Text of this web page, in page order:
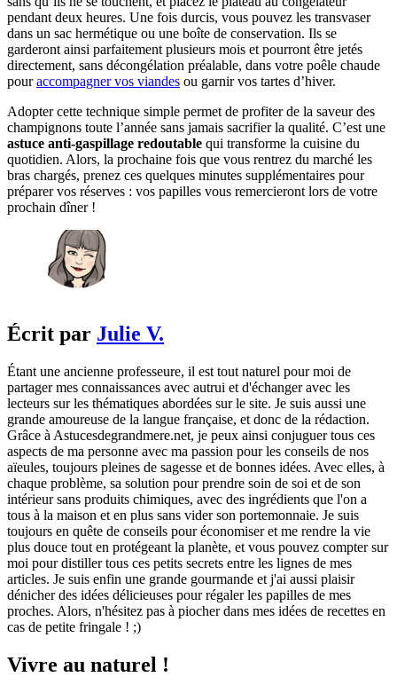
pendant deux heures. Une fois durcis, vous pouvez les transvaser
dans un sac hermétique ou une boîte de conservation. Ils se
garderont ainsi parfaitement plusieurs mois et pourront être jetés
directement, sans décongélation préalable, dans votre poêle chaude
pouraccompagner vos viandes ou garnir vos tartes d’hiver.
Adopter cette technique simple permet de profiter de la saveur des
champignons toute l’année sans jamais sacrifier la qualité. C’est une
astuce anti-gaspillage redoutable qui transforme la cuisine du
quotidien. Alors, la prochaine fois que vous rentrez du marché les
bras chargés, prenez ces quelques minutes supplémentaires pour
préparer vos réserves : vos papilles vous remercieront lors de votre
prochain dîner !
Écrit par Julie V.
Étant une ancienne professeure, il est tout naturel pour moi de
partager mes connaissances avec autrui et d'échanger avec les
lecteurs sur les thématiques abordées sur le site. Je suis aussi une
grande amoureuse de la langue française, et donc de la rédaction.
Grâce à Astucesdegrandmere.net, je peux ainsi conjuguer tous ces
aspects de ma personne avec ma passion pour les conseils de nos
aïeules, toujours pleines de sagesse et de bonnes idées. Avec elles, à
chaque problème, sa solution pour prendre soin de soi et de son
intérieur sans produits chimiques, avec des ingrédients que l'on a
tous à la maison et en plus sans vider son portemonnaie. Je suis
toujours en quête de conseils pour économiser et me rendre la vie
plus douce tout en protégeant la planète, et vous pouvez compter sur
moi pour distiller tous ces petits secrets entre les lignes de mes
articles. Je suis enfin une grande gourmande et j'ai aussi plaisir
dénicher des idées délicieuses pour régaler les papilles de mes
proches. Alors, n'hésitez pas à piocher dans mes idées de recettes en
cas de petite fringale ! ;)
Vivre au naturel !